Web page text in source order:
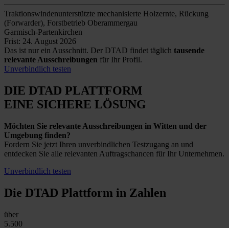
Traktionswindenunterstützte mechanisierte Holzernte, Rückung
(Forwarder), Forstbetrieb Oberammergau
Garmisch-Partenkirchen
Frist: 24. August 2026
Das ist nur ein Ausschnitt. Der DTAD findet täglich tausende
relevante Ausschreibungen für Ihr Profil.
Unverbindlich testen
DIE DTAD PLATTFORM
EINE SICHERE LÖSUNG
Möchten Sie relevante Ausschreibungen in Witten und der
Umgebung finden?
Fordern Sie jetzt Ihren unverbindlichen Testzugang an und
entdecken Sie alle relevanten Auftragschancen für Ihr Unternehmen.
Unverbindlich testen
Die DTAD Plattform in Zahlen
über
5.500